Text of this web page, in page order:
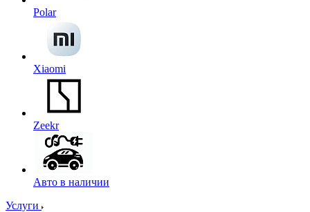
Polar
Xiaomi
Zeekr
Авто в наличии
Услуги